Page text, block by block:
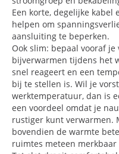
Een korte, degelijke kabel
helpen om
aansluiting te beperken.
Ook slim: bepaal vooraf
bijverwarmen tijdens het
snel reageert en een
bij te stellen is. Wil je
werktemperatuur, dan is
een voordeel omdat je
rustiger kunt verwarmen.
bovendien de warmte
ruimtes meteen merkbaar